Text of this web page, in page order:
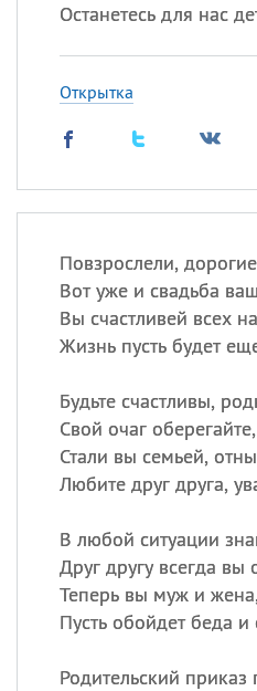
Останетесь для нас
Открытка
Повзрослели,
Вот уже и свадьба
Вы счастливей всех
Жизнь пусть будет
Будьте счастливы,
Свой очаг оберегайте,
Стали вы семьей,
Любите друг друга,
В любой ситуации
Друг другу всегда вы
Теперь вы муж и
Пусть обойдет беда и
Родительский приказ